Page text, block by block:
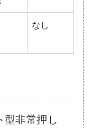
なし
型非常押し